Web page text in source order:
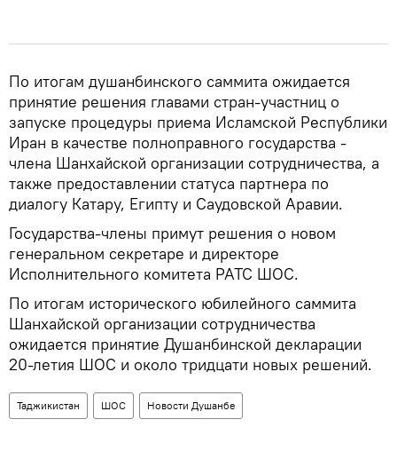
По итогам душанбинского саммита ожидается
принятие решения главами стран-участниц о
запуске процедуры приема Исламской Республики
Иран в качестве полноправного государства -
члена Шанхайской организации сотрудничества, а
также предоставлении статуса партнера по
диалогу Катару, Египту и Саудовской Аравии.
Государства-члены примут решения о новом
генеральном секретаре и директоре
Исполнительного комитета РАТС ШОС.
По итогам исторического юбилейного саммита
Шанхайской организации сотрудничества
ожидается принятие Душанбинской декларации
20-летия ШОС и около тридцати новых решений.
Таджикистан ШОС Новости Душанбе